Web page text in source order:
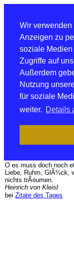
Wir verwenden
Anzeigen zu
soziale
Zugriffe auf
Außerdem
Nutzung
für soziale
weiter. Details
O es muss doch noch
Liebe, Ruhm, GlÃ¼ck,
nichts trÃ¤umen.
Heinrich von Kleist
bei Zitate des Tages